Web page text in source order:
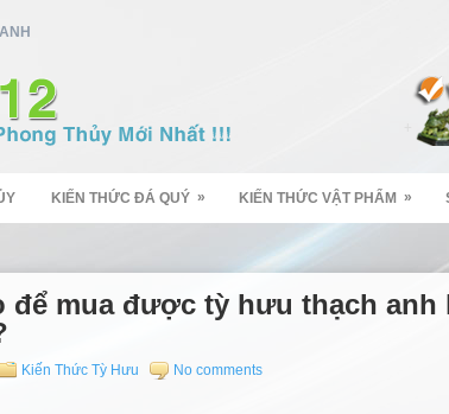
KIẾN THỨC ĐÁ QUÝ » KIẾN THỨC VẬT PHẨM »
để mua được tỳ hưu thạch anh
Kiến Thức Tỳ Hưu No comments